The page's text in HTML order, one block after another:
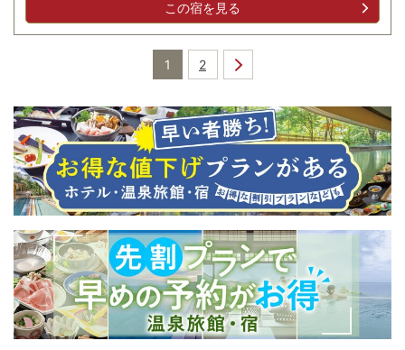
この宿を見る
1 2